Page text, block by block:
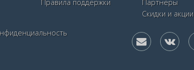
Правила поддержки
Партнеры
Скидки и акции